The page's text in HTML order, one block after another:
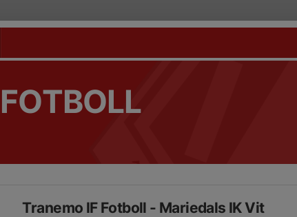
Tranemo IF Fotboll - Mariedals IK Vit